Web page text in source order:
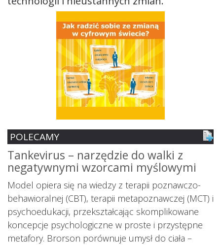
POLECAMY
Tankevirus – narzędzie do walki z
negatywnymi wzorcami myślowymi
Model opiera się na wiedzy z terapii poznawczo-
behawioralnej (CBT), terapii metapoznawczej (MCT) i
psychoedukacji, przekształcając skomplikowane
koncepcje psychologiczne w proste i przystępne
metafory. Brorson porównuje umysł do ciała –